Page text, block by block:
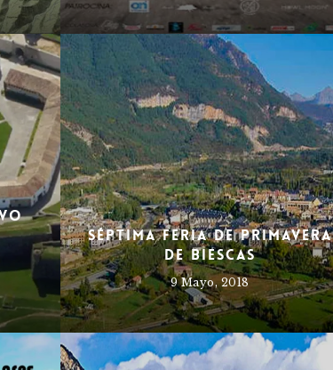
Séptima Feria de Primavera
de Biescas
9 Mayo, 2018